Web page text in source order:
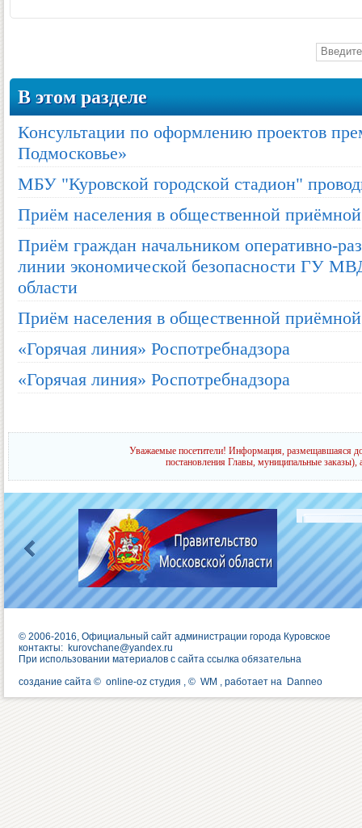
В этом разделе
Консультации по оформлению проектов
Подмосковье»
МБУ "Куровской городской стадион"
Приём населения в общественной приёмной
Приём граждан начальником оперативно-
линии экономической безопасности ГУ
области
Приём населения в общественной приёмной
«Горячая линия» Роспотребнадзора
«Горячая линия» Роспотребнадзора
Уважаемые посетители! Информация, размещавшаяся
постановления Главы, муниципальные заказы),
© 2006-2016, Официальный сайт администрации города Куровское
контакты: kurovchane@yandex.ru
При использовании материалов с сайта ссылка обязательна
создание сайта © online-oz студия , © WM , работает на Danneo